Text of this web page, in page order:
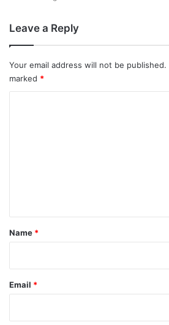
Leave a Reply
Your email address will not be published.
marked *
*
Name *
Email *